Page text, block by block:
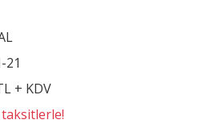
21
+ KDV